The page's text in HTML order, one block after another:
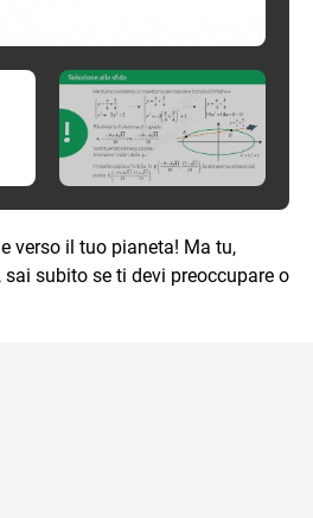
verso il tuo pianeta! Ma tu,
subito se ti devi preoccupare o